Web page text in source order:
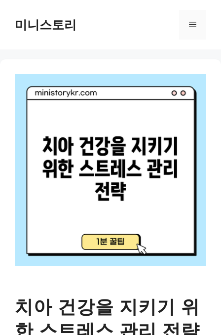
content미니스토리 Menu
치아 건강을 지키기 위
한 스트레스 관리 전략